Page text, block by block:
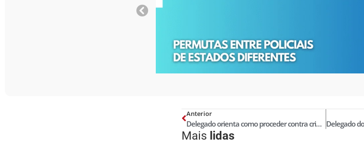
Anterior
Delegado orienta como proceder contra crimes com inteligência artificial
Mais lidas